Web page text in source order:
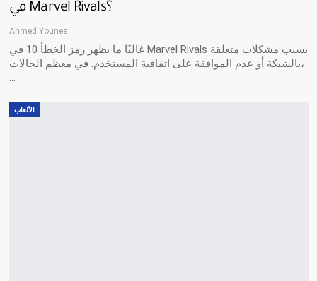
في Marvel Rivals؟
Ahmed Younes
غالبًا ما يظهر رمز الخطأ 10 في Marvel Rivals بسبب مشكلات متعلقة
بالشبكة أو عدم الموافقة على اتفاقية المستخدم. في معظم الحالات،
…
الألعاب